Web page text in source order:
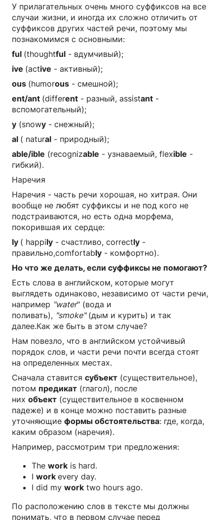
У прилагательных очень много суффиксов на все
случаи жизни, и иногда их сложно отличить от
суффиксов других частей речи, поэтому мы
познакомимся с основными:
ful (thoughtful - вдумчивый);
ive (active - активный);
ous (humorous - смешной);
ent/ant (different - разный, assistant -
вспомогательный);
y (snowy - снежный);
al ( natural - природный);
able/ible (recognizable - узнаваемый, flexible -
гибкий).
Наречия
Наречия - часть речи хорошая, но хитрая. Они
вообще не любят суффиксы и не под кого не
подстраиваются, но есть одна морфема,
покорившая их сердце:
ly ( happily - счастливо, correctly -
правильно,comfortably - комфортно).
Но что же делать, если суффиксы не помогают?
Есть слова в английском, которые могут
выглядеть одинаково, независимо от части речи,
например "water" (вода и
поливать), "smoke"(дым и курить) и так
далее.Как же быть в этом случае?
Нам повезло, что в английском устойчивый
порядок слов, и части речи почти всегда стоят
на определенных местах.
Сначала ставится субъект (существительное),
потом предикат (глагол), после
них объект (существительное в косвенном
падеже) и в конце можно поставить разные
уточняющие формы обстоятельства: где, когда,
каким образом (наречия).
Например, рассмотрим три предложения:
The work is hard.
I work every day.
I did my work two hours ago.
По расположению слов в тексте мы должны
понимать, что в первом случае перед